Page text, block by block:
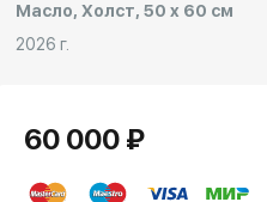
Масло, Холст, 50 x 60 см
2026 г.
60 000 ₽